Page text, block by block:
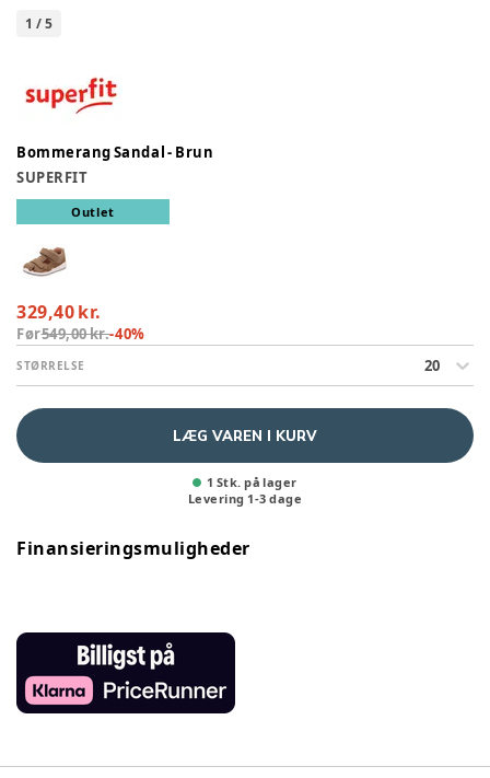
1 /5
Bommerang Sandal - Brun
SUPERFIT
Outlet
329,40 kr.
Før549,00 kr.-40%
STØRRELSE 20
LÆG VAREN I KURV
1 Stk. på lager
Levering 1-3 dage
Finansieringsmuligheder